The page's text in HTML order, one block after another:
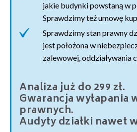
jakie budynki powstaną w
Sprawdzimy też umowę
Sprawdzimy stan prawny
jest położona w
zalewowej, oddziaływania
Analiza już do 299 zł.
Gwarancja wyłapania
prawnych.
Audyty działki nawet